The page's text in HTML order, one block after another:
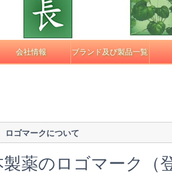
会社情報 ブランド及び製品一覧
ゴマークについて
製薬のロゴマーク（